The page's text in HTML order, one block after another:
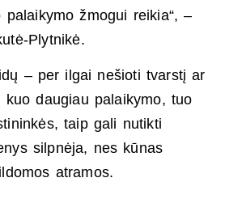
žmogui reikia“, –
Plytnikė.
– per ilgai nešioti tvarstį ar
daugiau palaikymo, tuo
taip gali nutikti
silpnėja, nes kūnas
atramos.